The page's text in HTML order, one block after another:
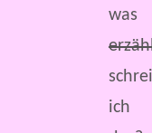
was
ich